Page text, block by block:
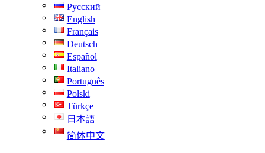
Русский
English
Français
Deutsch
Español
Italiano
Português
Polski
Türkçe
日本語
简体中文